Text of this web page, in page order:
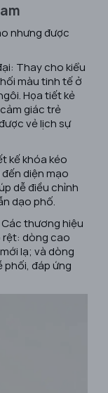
nhưng được
Thay cho kiểu
màu tinh tế ở
Họa tiết kẻ
giác trẻ
vẻ lịch sự
kế khóa kéo
diện mạo
dễ điều chỉnh
dạo phố.
Các thương hiệu
rệt: dòng cao
lạ; và dòng
phối, đáp ứng